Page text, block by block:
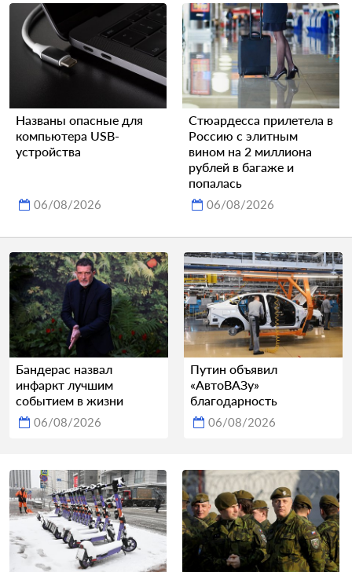
Названы опасные для
компьютера USB-
устройства
06/08/2026
Стюардесса прилетела в
Россию с элитным
вином на 2 миллиона
рублей в багаже и
попалась
06/08/2026
Бандерас назвал
инфаркт лучшим
событием в жизни
06/08/2026
Путин объявил
«АвтоВАЗу»
благодарность
06/08/2026